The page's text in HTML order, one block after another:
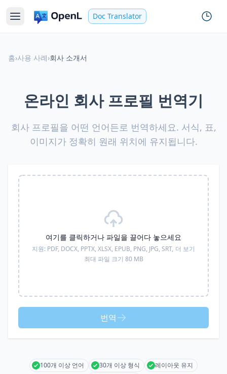
Doc Translator
홈›사용 사례›회사 소개서
온라인 회사 프로필 번역기
회사 프로필을 어떤 언어든로 번역하세요. 서식, 표,
이미지가 정확히 원래 위치에 유지됩니다.
여기를 클릭하거나 파일을 끌어다 놓으세요
지원: PDF, DOCX, PPTX, XLSX, EPUB, PNG, JPG, SRT, 더 보기
최대 파일 크기 80 MB
번역
100개 이상 언어 30개 이상 형식
레이아웃 유지